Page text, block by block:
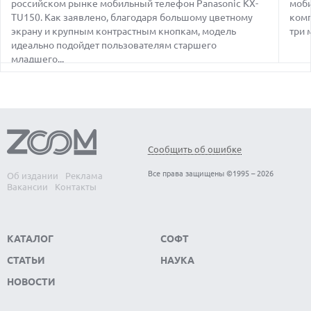
07.08.2026
GOOGLE ПЕРЕИМЕНОВЫВАЕТ ФУНКЦИЮ ПОДСВЕТКИ
КАМЕРЫ В СМАРТФОНАХ PIXEL 11 PRO
07.08.2026
ДАННЫХ МИЛЛИОНОВ ПОЛЬЗОВАТЕЛЕЙ
07.08.2026
ЭЛЕКТРИЧЕСКИЙ ПИКАП FORD FATHOM ВРЯД ЛИ
ПОВТОРИТ УСПЕХ ЛЕГЕНДАРНЫХ МОДЕЛЕЙ КОМПАНИИ
российском рынке мобильный телефон Panasonic KX-
TU150. Как заявлено, благодаря большому цветному
экрану и крупным контрастным кнопкам, модель
идеально подойдет пользователям старшего
младшего...
три
Об издании
Реклама
Вакансии
Контакты
Сообщить об ошибке
Все права защищены ©1995 – 2026
КАТАЛОГ
СТАТЬИ
НОВОСТИ
СОФТ
НАУКА